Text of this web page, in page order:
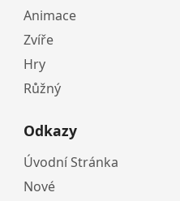
Animace
Zvíře
Hry
Růžný
Odkazy
Úvodní Stránka
Nové